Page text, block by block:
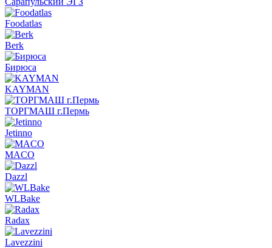
Foodatlas
Berk
Бирюса
KAYMAN
ТОРГМАШ г.Пермь
Jetinno
MACO
Dazzl
WLBake
Radax
Lavezzini